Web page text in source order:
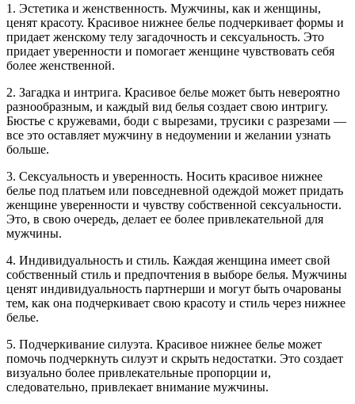
1. Эстетика и женственность. Мужчины, как и женщины,
ценят красоту. Красивое нижнее белье подчеркивает формы и
придает женскому телу загадочность и сексуальность. Это
придает уверенности и помогает женщине чувствовать себя
более женственной.
2. Загадка и интрига. Красивое белье может быть невероятно
разнообразным, и каждый вид белья создает свою интригу.
Бюстье с кружевами, боди с вырезами, трусики с разрезами —
все это оставляет мужчину в недоумении и желании узнать
больше.
3. Сексуальность и уверенность. Носить красивое нижнее
белье под платьем или повседневной одеждой может придать
женщине уверенности и чувству собственной сексуальности.
Это, в свою очередь, делает ее более привлекательной для
мужчины.
4. Индивидуальность и стиль. Каждая женщина имеет свой
собственный стиль и предпочтения в выборе белья. Мужчины
ценят индивидуальность партнерши и могут быть очарованы
тем, как она подчеркивает свою красоту и стиль через нижнее
белье.
5. Подчеркивание силуэта. Красивое нижнее белье может
помочь подчеркнуть силуэт и скрыть недостатки. Это создает
визуально более привлекательные пропорции и,
следовательно, привлекает внимание мужчины.